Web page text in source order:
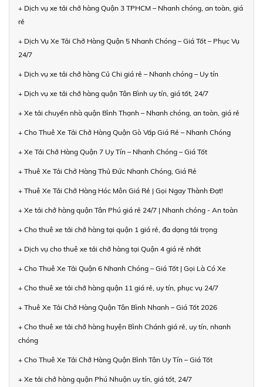
+ Dịch vụ xe tải chở hàng Quận 3 TPHCM – Nhanh chóng, an toàn, giá
rẻ
+ Dịch Vụ Xe Tải Chở Hàng Quận 5 Nhanh Chóng – Giá Tốt – Phục Vụ
24/7
+ Dịch vụ xe tải chở hàng Củ Chi giá rẻ – Nhanh chóng – Uy tín
+ Dịch vụ xe tải chở hàng quận Tân Bình uy tín, giá tốt, 24/7
+ Xe tải chuyển nhà quận Bình Thạnh – Nhanh chóng, an toàn, giá rẻ
+ Cho Thuê Xe Tải Chở Hàng Quận Gò Vấp Giá Rẻ – Nhanh Chóng
+ Xe Tải Chở Hàng Quận 7 Uy Tín – Nhanh Chóng – Giá Tốt
+ Thuê Xe Tải Chở Hàng Thủ Đức Nhanh Chóng, Giá Rẻ
+ Thuê Xe Tải Chở Hàng Hóc Môn Giá Rẻ | Gọi Ngay Thành Đạt!
+ Xe tải chở hàng quận Tân Phú giá rẻ 24/7 | Nhanh chóng - An toàn
+ Cho thuê xe tải chở hàng tại quận 1 giá rẻ, đa dạng tải trọng
+ Dịch vụ cho thuê xe tải chở hàng tại Quận 4 giá rẻ nhất
+ Cho Thuê Xe Tải Quận 6 Nhanh Chóng – Giá Tốt | Gọi Là Có Xe
+ Cho thuê xe tải chở hàng quận 11 giá rẻ, uy tín, phục vụ 24/7
+ Thuê Xe Tải Chở Hàng Quận Tân Bình Nhanh – Giá Tốt 2026
+ Cho thuê xe tải chở hàng huyện Bình Chánh giá rẻ, uy tín, nhanh
chóng
+ Cho Thuê Xe Tải Chở Hàng Quận Bình Tân Uy Tín – Giá Tốt
+ Xe tải chở hàng quận Phú Nhuận uy tín, giá tốt, 24/7